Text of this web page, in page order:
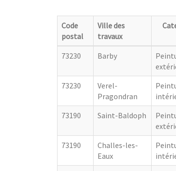
Code
postal
Ville des
travaux
73230 Barby
73230
Verel-
Pragondran
73190
Saint-Baldoph
73190
Challes-les-
Eaux